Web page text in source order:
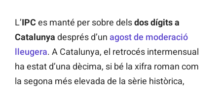
L’IPC es manté per sobre delsdos dígits a
Catalunya després d’un agost de moderació
lleugera. A Catalunya, el retrocés intermensual
ha estat d’una dècima, si bé la xifra roman com
la segona més elevada de la sèrie històrica,